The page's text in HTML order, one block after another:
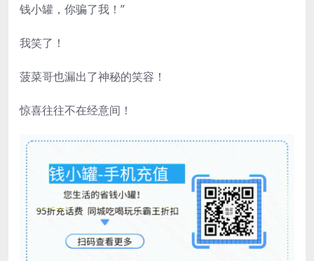
钱小罐，你骗了我！”
我笑了！
菠菜哥也漏出了神秘的笑容！
惊喜往往不在经意间！